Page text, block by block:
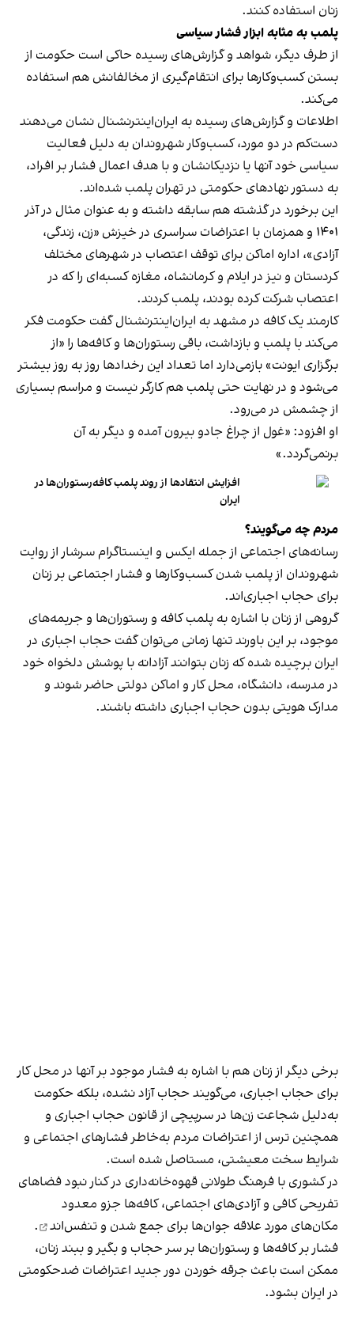
زنان استفاده کنند.
پلمب به مثابه ابزار فشار سیاسی
از طرف دیگر، شواهد و گزارش‌های رسیده حاکی است حکومت از
بستن کسب‌وکارها برای انتقام‌گیری از مخالفانش هم استفاده
می‌کند.
اطلاعات و گزارش‌های رسیده به ایران‌اینترنشنال نشان می‌دهند
دست‌کم در دو مورد، کسب‌وکار شهروندان به دلیل فعالیت
سیاسی خود آنها یا نزدیکانشان و با هدف اعمال فشار بر افراد،
به دستور نهادهای حکومتی در تهران پلمب شده‌اند.
این برخورد در گذشته هم سابقه داشته و به عنوان مثال در آذر
۱۴۰۱ و همزمان با اعتراضات سراسری در خیزش «زن، زندگی،
آزادی»، اداره اماکن برای توقف اعتصاب در شهرهای مختلف
کردستان و نیز در ایلام و کرمانشاه، مغازه کسبه‌ای را که در
اعتصاب شرکت کرده بودند، پلمب کردند.
کارمند یک کافه در مشهد به ایران‌اینترنشنال گفت حکومت فکر
می‌کند با پلمب و بازداشت، باقی رستوران‌ها و کافه‌ها را «از
برگزاری ایونت» بازمی‌دارد اما تعداد این رخدادها روز به روز بیشتر
می‌شود و در نهایت حتی پلمب هم کارگر نیست و مراسم بسیاری
از چشمش در می‌رود.
او افزود: «غول از چراغ جادو بیرون آمده و دیگر به آن
برنمی‎‌گردد.»
افزایش انتقادها از روند پلمب کافه‌رستوران‌ها در
ایران
مردم چه می‌گویند؟
رسانه‎‌های اجتماعی از جمله ایکس و اینستاگرام سرشار از روایت
شهروندان از پلمب شدن کسب‌وکارها و فشار اجتماعی بر زنان
برای حجاب اجباری‌اند.
گروهی از زنان با اشاره به پلمب کافه و رستوران‌ها و جریمه‌های
موجود، بر این باورند تنها زمانی می‌توان گفت حجاب اجباری در
ایران برچیده شده که زنان بتوانند آزادانه با پوشش دلخواه خود
در مدرسه، دانشگاه، محل کار و اماکن دولتی حاضر شوند و
مدارک هویتی بدون حجاب اجباری داشته باشند.
برخی دیگر از زنان هم با اشاره به فشار موجود بر آنها در محل کار
برای حجاب اجباری، می‌گویند حجاب آزاد نشده، بلکه حکومت
به‌دلیل شجاعت زن‌ها در سرپیچی از قانون حجاب اجباری و
همچنین ترس از اعتراضات مردم به‌خاطر فشارهای اجتماعی و
شرایط سخت معیشتی، مستاصل شده است.
در کشوری با فرهنگ طولانی قهوه‌‌خانه‌داری در کنار نبود فضاهای
تفریحی کافی و آزادی‌های اجتماعی، کافه‌ها جزو معدود
مکان‌های مورد علاقه جوان‌ها برای جمع شدن و تنفس‌اند
.
فشار بر کافه‌ها و رستوران‌ها بر سر حجاب و بگیر و ببند زنان،
ممکن است باعث جرقه خوردن دور جدید اعتراضات ضدحکومتی
در ایران بشود.